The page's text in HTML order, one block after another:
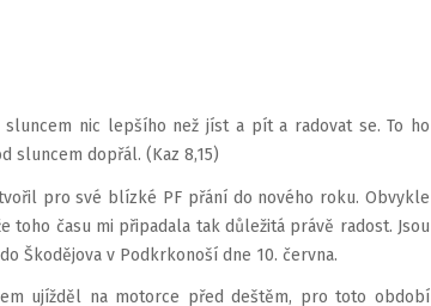
nic lepšího než jíst a pít a radovat se. To ho
sluncem dopřál. (Kaz 8,15)
pro své blízké PF přání do nového roku. Obvykle
toho času mi připadala tak důležitá právě radost. Jsou
Škodějova v Podkrkonoší dne 10. června.
ujížděl na motorce před deštěm, pro toto období